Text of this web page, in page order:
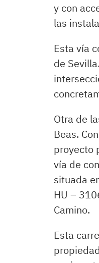
y con
las
Esta vía
de
Otra de
Beas.
proyecto
vía de
situada
HU –
Camino.
Esta